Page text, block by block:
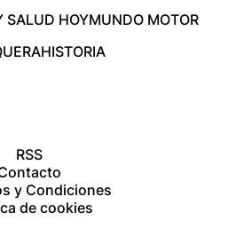
SALUD HOYMUNDO MOTOR
HISTORIA
RSS
y Condiciones
de cookies